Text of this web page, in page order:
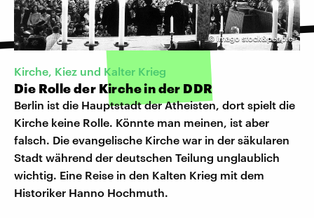
© imago stock&people
Kirche, Kiez und Kalter Krieg
Die Rolle der Kirche in der DDR
Berlin ist die Hauptstadt der Atheisten, dort spielt die
Kirche keine Rolle. Könnte man meinen, ist aber
falsch. Die evangelische Kirche war in der säkularen
Stadt während der deutschen Teilung unglaublich
wichtig. Eine Reise in den Kalten Krieg mit dem
Historiker Hanno Hochmuth.